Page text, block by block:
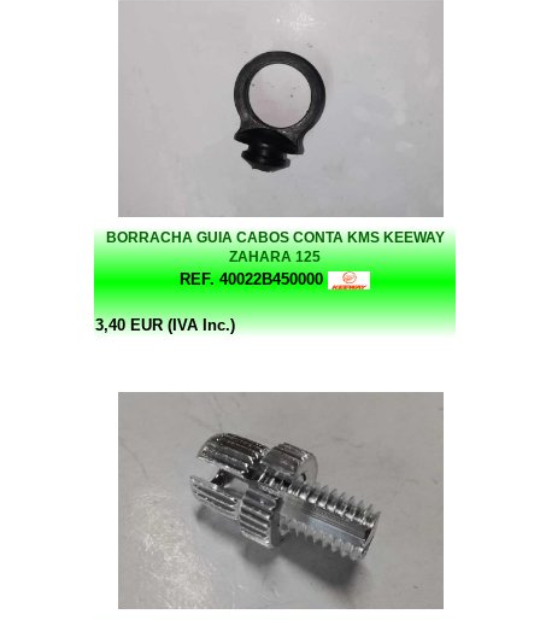
BORRACHA GUIA CABOS CONTA KMS KEEWAY
ZAHARA 125
REF. 40022B450000
3,40 EUR (IVA Inc.)